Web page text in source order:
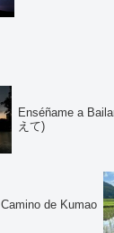
Enséñame a
えて)
Camino de Kumao